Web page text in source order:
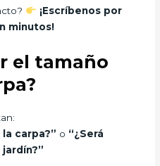
¡Escríbenos por
minutos!
el tamaño
carpa?” o “¿Será